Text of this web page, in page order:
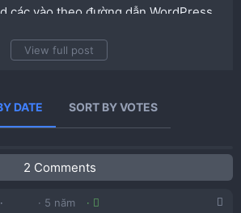
các vào theo đường dẫn WordPress
chọn brand cho sản phẩm nếu có
tương tự). Mục Brand phải tạo nhé.
tin sẽ tốt hơn cho khách hàng.
View full post
DATE SORT BY VOTES
2 Comments
5 năm